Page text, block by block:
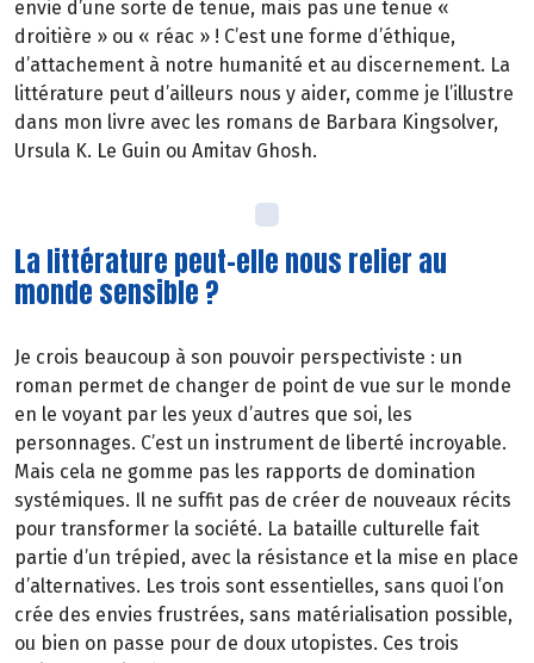
envie d’une sorte de tenue, mais pas une tenue «
droitière » ou « réac » ! C’est une forme d’éthique,
d’attachement à notre humanité et au discernement. La
littérature peut d’ailleurs nous y aider, comme je l’illustre
dans mon livre avec les romans de Barbara Kingsolver,
Ursula K. Le Guin ou Amitav Ghosh.
La littérature peut-elle nous relier au
monde sensible ?
Je crois beaucoup à son pouvoir perspectiviste : un
roman permet de changer de point de vue sur le monde
en le voyant par les yeux d’autres que soi, les
personnages. C’est un instrument de liberté incroyable.
Mais cela ne gomme pas les rapports de domination
systémiques. Il ne suffit pas de créer de nouveaux récits
pour transformer la société. La bataille culturelle fait
partie d’un trépied, avec la résistance et la mise en place
d’alternatives. Les trois sont essentielles, sans quoi l’on
crée des envies frustrées, sans matérialisation possible,
ou bien on passe pour de doux utopistes. Ces trois